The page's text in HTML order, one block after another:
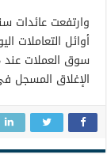
أوائل التعاملات
الإغلاق المسجل